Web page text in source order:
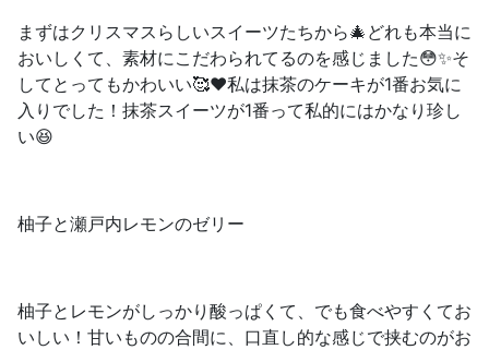
まずはクリスマスらしいスイーツたちから🎄どれも本当に
おいしくて、素材にこだわられてるのを感じました😳✨そ
してとってもかわいい🥰❤️私は抹茶のケーキが1番お気に
入りでした！抹茶スイーツが1番って私的にはかなり珍し
い😆
柚子と瀬戸内レモンのゼリー
柚子とレモンがしっかり酸っぱくて、でも食べやすくてお
いしい！甘いものの合間に、口直し的な感じで挟むのがお